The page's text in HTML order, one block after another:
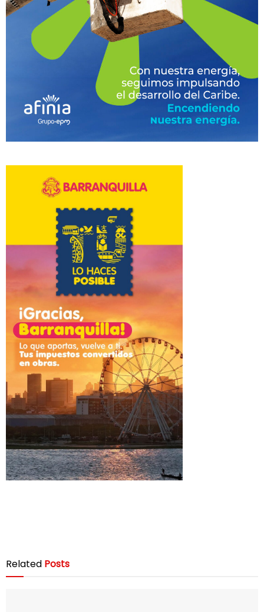
Related Posts